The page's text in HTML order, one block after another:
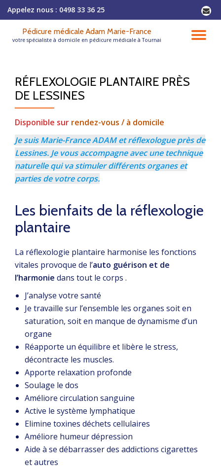
contenu
Appelez nous : 0498 33 36 25 -
Pédicure médicale Adam Marie-France
votre spécialiste à domicile en pédicure médicale à Tournai
RÉFLEXOLOGIE PLANTAIRE PRÈS
DE LESSINES
Disponible sur rendez-vous / à domicile
Je suis Marie-France ADAM et réflexologue près de
Lessines. Je vous accompagne avec une technique
naturelle qui va stimuler différents organes et
parties de votre corps.
Les bienfaits de la réflexologie
plantaire
La réflexologie plantaire harmonise les fonctions
vitales provoque de l’auto guérison et de
l’harmonie dans tout le corps .
J’analyse votre santé
Je travaille sur l’ensemble les organes soit en
saturation, soit en manque de dynamisme d’un
organe
Réapporte un équilibre et libère le stress,
décontracte les muscles.
Apporte relaxation profonde
Soulage le dos
Améliore circulation sanguine
Active le système lymphatique
Elimine toxines déchets cellulaires
Améliore humeur dépression
Aide à se débarrasser des addictions cigarettes
et autres